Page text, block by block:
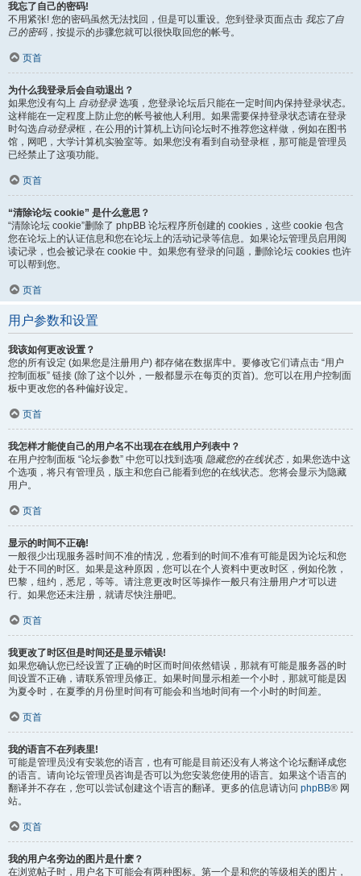
我忘了自己的密码!
不用紧张! 您的密码虽然无法找回，但是可以重设。您到登录页面点击 我忘了自
己的密码，按提示的步骤您就可以很快取回您的帐号。
页首
为什么我登录后会自动退出？
如果您没有勾上 自动登录选项，您登录论坛后只能在一定时间内保持登录状态。
这样能在一定程度上防止您的帐号被他人利用。如果需要保持登录状态请在登录
时勾选自动登录框，在公用的计算机上访问论坛时不推荐您这样做，例如在图书
馆，网吧，大学计算机实验室等。如果您没有看到自动登录框，那可能是管理员
已经禁止了这项功能。
页首
“清除论坛 cookie” 是什么意思？
“清除论坛 cookie”删除了 phpBB 论坛程序所创建的 cookies，这些 cookie 包含
您在论坛上的认证信息和您在论坛上的活动记录等信息。如果论坛管理员启用阅
读记录，也会被记录在 cookie 中。如果您有登录的问题，删除论坛 cookies 也许
可以帮到您。
页首
用户参数和设置
我该如何更改设置？
您的所有设定 (如果您是注册用户) 都存储在数据库中。要修改它们请点击 “用户
控制面板” 链接 (除了这个以外，一般都显示在每页的页首)。您可以在用户控制面
板中更改您的各种偏好设定。
页首
我怎样才能使自己的用户名不出现在在线用户列表中？
在用户控制面板 “论坛参数” 中您可以找到选项 隐藏您的在线状态，如果您选中这
个选项，将只有管理员，版主和您自己能看到您的在线状态。您将会显示为隐藏
用户。
页首
显示的时间不正确!
一般很少出现服务器时间不准的情况，您看到的时间不准有可能是因为论坛和您
处于不同的时区。如果是这种原因，您可以在个人资料中更改时区，例如伦敦，
巴黎，纽约，悉尼，等等。请注意更改时区等操作一般只有注册用户才可以进
行。如果您还未注册，就请尽快注册吧。
页首
我更改了时区但是时间还是显示错误!
如果您确认您已经设置了正确的时区而时间依然错误，那就有可能是服务器的时
间设置不正确，请联系管理员修正。如果时间显示相差一个小时，那就可能是因
为夏令时，在夏季的月份里时间有可能会和当地时间有一个小时的时间差。
页首
我的语言不在列表里!
可能是管理员没有安装您的语言，也有可能是目前还没有人将这个论坛翻译成您
的语言。请向论坛管理员咨询是否可以为您安装您使用的语言。如果这个语言的
翻译并不存在，您可以尝试创建这个语言的翻译。更多的信息请访问 phpBB® 网
站。
页首
我的用户名旁边的图片是什麽？
在浏览帖子时，用户名下可能会有两种图标。第一个是和您的等级相关的图片，